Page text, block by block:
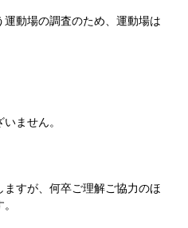
動場の調査のため、運動場は
ません。
すが、何卒ご理解ご協力のほ